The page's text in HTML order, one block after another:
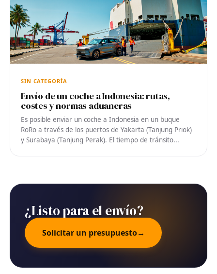
SIN CATEGORÍA
Envío de un coche a Indonesia: rutas,
costes y normas aduaneras
Es posible enviar un coche a Indonesia en un buque
RoRo a través de los puertos de Yakarta (Tanjung Priok)
y Surabaya (Tanjung Perak). El tiempo de tránsito...
¿Listo para el envío?
Solicitar un presupuesto→